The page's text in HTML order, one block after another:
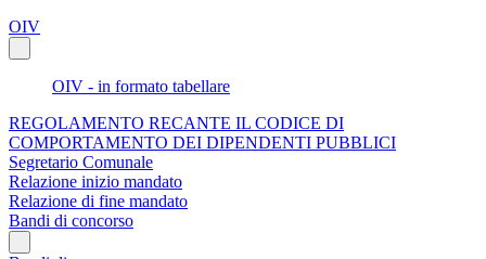
OIV
OIV - in formato tabellare
REGOLAMENTO RECANTE IL CODICE DI
COMPORTAMENTO DEI DIPENDENTI PUBBLICI
Segretario Comunale
Relazione inizio mandato
Relazione di fine mandato
Bandi di concorso